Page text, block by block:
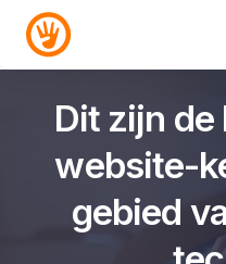
Dit zijn
website-
gebied